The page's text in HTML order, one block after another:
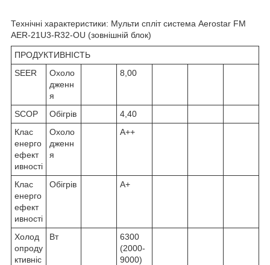
Технічні характеристики: Мульти спліт система Aerostar FM
AER-21U3-R32-OU (зовнішній блок)
ПРОДУКТИВНІСТЬ
SEER
Охоло
дженн
я
8,00
SCOP Обігрів
4,40
Клас
енерго
ефект
ивності
Охоло
дженн
я
А++
Клас
енерго
ефект
ивності
Обігрів А+
Холод
опроду
ктивніс
Вт
6300
(2000-
9000)